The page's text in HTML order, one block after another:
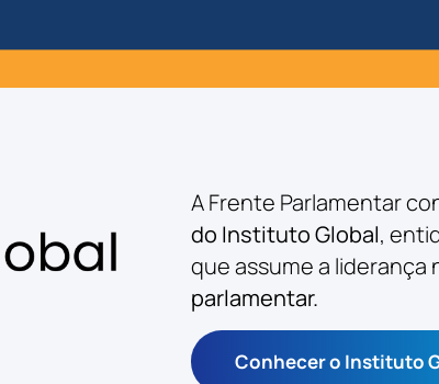
A Frente Parlamentar
do Instituto Global,
que assume a liderança
parlamentar.
Conhecer o Instituto